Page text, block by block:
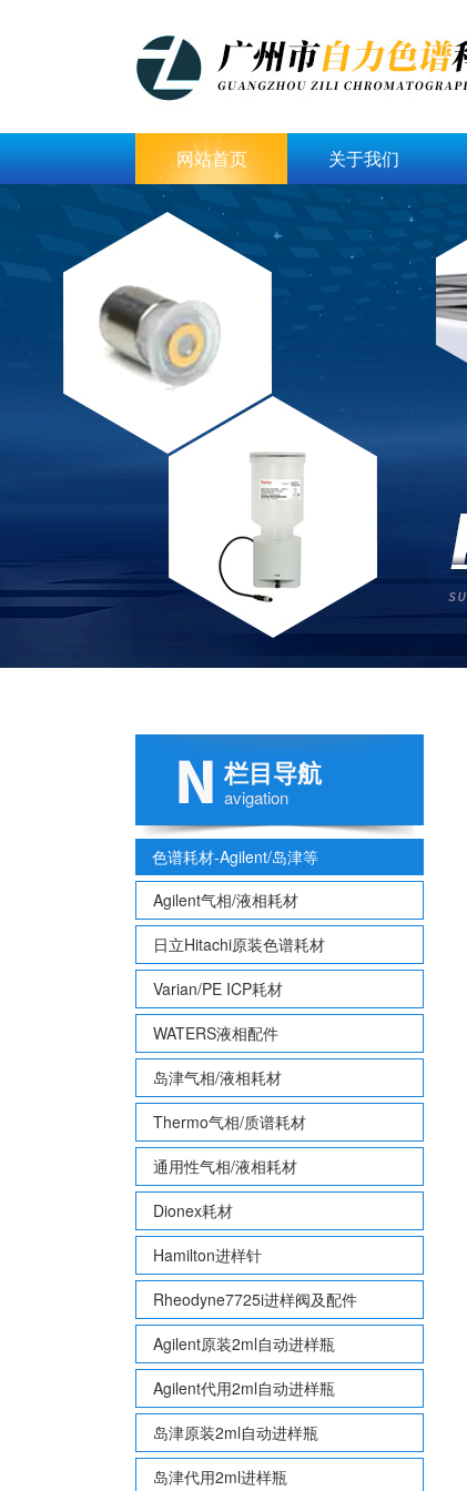
网站首页 关于我们
栏目导航
avigation
色谱耗材-Agilent/岛津等
Agilent气相/液相耗材
日立Hitachi原装色谱耗材
Varian/PE ICP耗材
WATERS液相配件
岛津气相/液相耗材
Thermo气相/质谱耗材
通用性气相/液相耗材
Dionex耗材
Hamilton进样针
Rheodyne7725i进样阀及配件
Agilent原装2ml自动进样瓶
Agilent代用2ml自动进样瓶
岛津原装2ml自动进样瓶
岛津代用2ml进样瓶